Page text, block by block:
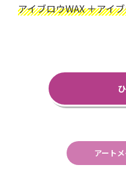
アイブロウWAX ＋アイ
アート